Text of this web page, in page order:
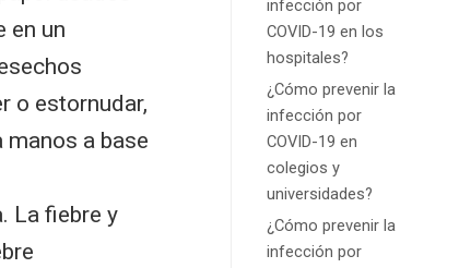
infección por
COVID-19 en los
hospitales?
¿Cómo prevenir la
infección por
COVID-19 en
colegios y
universidades?
¿Cómo prevenir la
infección por
en un
o estornudar,
a base
La fiebre y